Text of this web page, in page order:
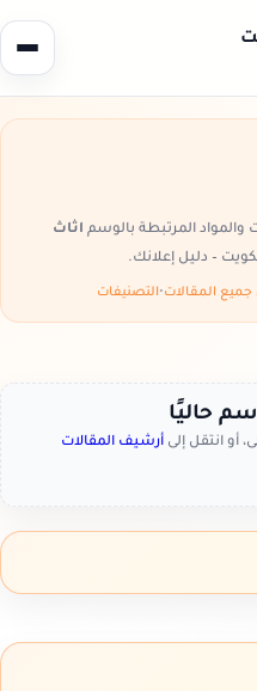
المرتبطة بالوسم اثاث
– دليل إعلانك.
المقالات•التصنيفات
حاليًا
أو انتقل إلى أرشيف المقالات